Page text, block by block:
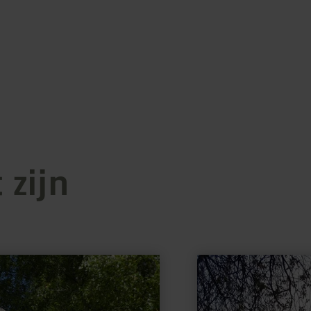
meer
informatie
over:
Peter
Zirbes